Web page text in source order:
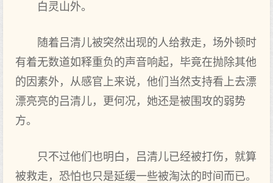
白灵山外。
随着吕清儿被突然出现的人给救走，场外顿时
有着无数道如释重负的声音响起，毕竟在抛除其他
的因素外，从感官上来说，他们当然支持看上去漂
漂亮亮的吕清儿，更何况，她还是被围攻的弱势
方。
只不过他们也明白，吕清儿已经被打伤，就算
被救走，恐怕也只是延缓一些被淘汰的时间而已。